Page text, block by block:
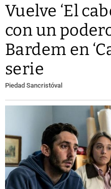
Vuelve ‘El
con un
Bardem en
serie
Piedad Sancristóval